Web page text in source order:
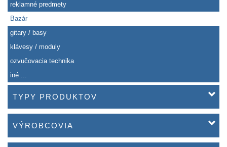
reklamné predmety
Bazár
gitary / basy
klávesy / moduly
ozvučovacia technika
iné ...
TYPY PRODUKTOV
VÝROBCOVIA